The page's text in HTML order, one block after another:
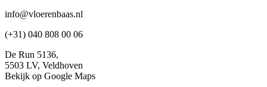
info@vloerenbaas.nl
(+31) 040 808 00 06
De Run 5136,
5503 LV, Veldhoven
Bekijk op Google Maps